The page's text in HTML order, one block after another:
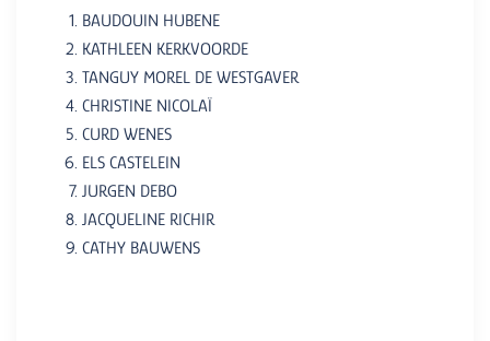
BAUDOUIN HUBENE
KATHLEEN KERKVOORDE
TANGUY MOREL DE WESTGAVER
CHRISTINE NICOLAÏ
CURD WENES
ELS CASTELEIN
JURGEN DEBO
JACQUELINE RICHIR
CATHY BAUWENS